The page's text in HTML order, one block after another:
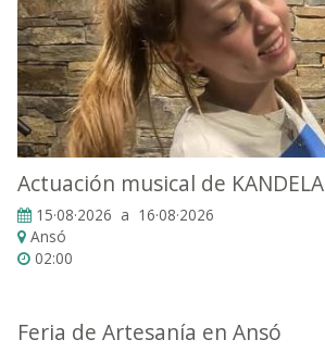
Actuación musical de KANDELA
15·08·2026 a 16·08·2026
Ansó
02:00
Feria de Artesanía en Ansó